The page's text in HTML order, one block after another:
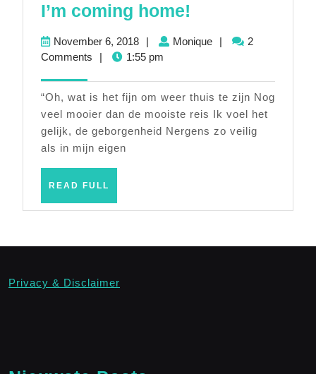
I’m coming home!
home!
November 6, 2018November
6,
| MoniqueMonique
|
2
Comments
| 1:55 pm
“Oh, wat is het fijn om weer thuis te zijn Nog
veel mooier dan de mooiste reis Ik voel het
gelijk, de geborgenheid Nergens zo veilig
als in mijn eigen
READ FULL
Privacy & Disclaimer